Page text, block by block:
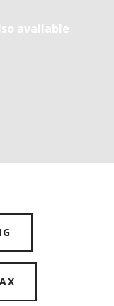
available